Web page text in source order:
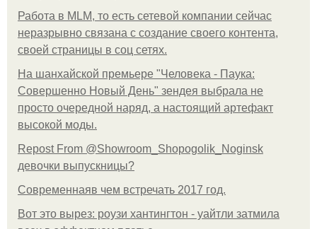
Работа в MLM, то есть сетевой компании сейчас
неразрывно связана с создание своего контента,
своей страницы в соц сетях.
На шанхайской премьере "Человека - Паука:
Совершенно Новый День" зендея выбрала не
просто очередной наряд, а настоящий артефакт
высокой моды.
Repost From @Showroom_Shopogolik_Noginsk
девочки выпускницы?
Современнаяв чем встречать 2017 год.
Вот это вырез: роузи хантингтон - уайтли затмила